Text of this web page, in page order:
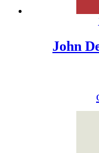
John